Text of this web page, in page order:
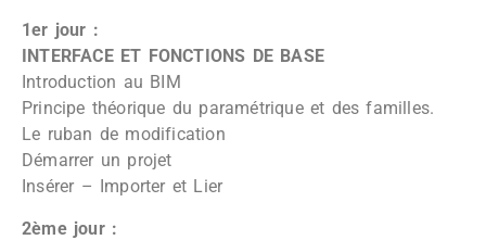
1er jour :
INTERFACE ET FONCTIONS DE BASE
Introduction au BIM
Principe théorique du paramétrique et des familles.
Le ruban de modification
Démarrer un projet
Insérer – Importer et Lier
2ème jour :